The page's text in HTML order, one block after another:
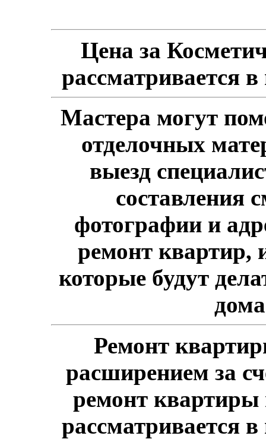
Цена за
рассматривается
Мастера могут
отделочных
выезд
составления
фотографии и
ремонт квартир,
которые будут
Ремонт
расширением за
ремонт квартиры
рассматривается